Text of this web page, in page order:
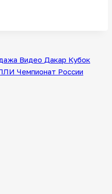
Видео Дакар Кубок
Чемпионат России